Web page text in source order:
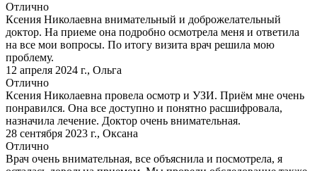
Отлично
Ксения Николаевна внимательный и доброжелательный
доктор. На приеме она подробно осмотрела меня и ответила
на все мои вопросы. По итогу визита врач решила мою
проблему.
12 апреля 2024 г., Ольга
Отлично
Ксения Николаевна провела осмотр и УЗИ. Приём мне очень
понравился. Она все доступно и понятно расшифровала,
назначила лечение. Доктор очень внимательная.
28 сентября 2023 г., Оксана
Отлично
Врач очень внимательная, все объяснила и посмотрела, я